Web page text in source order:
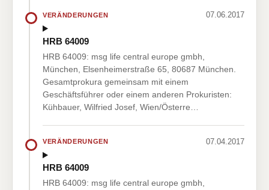
VERÄNDERUNGEN 07.06.2017
HRB 64009
HRB 64009: msg life central europe gmbh,
München, Elsenheimerstraße 65, 80687 München.
Gesamtprokura gemeinsam mit einem
Geschäftsführer oder einem anderen Prokuristen:
Kühbauer, Wilfried Josef, Wien/Österre…
VERÄNDERUNGEN 07.04.2017
HRB 64009
HRB 64009: msg life central europe gmbh,